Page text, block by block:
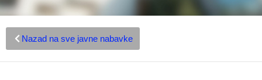
Nazad na sve javne nabavke